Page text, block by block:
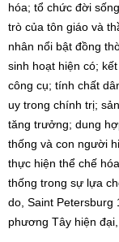
hóa; tổ chức đời
trò của tôn giáo và
nhân nổi bật đồng
sinh hoạt hiện có;
công cụ; tính chất
uy trong chính trị;
tăng trưởng; dung
thống và con người
thực hiện thể chế
thống trong sự lựa
do, Saint Petersburg
phương Tây hiện